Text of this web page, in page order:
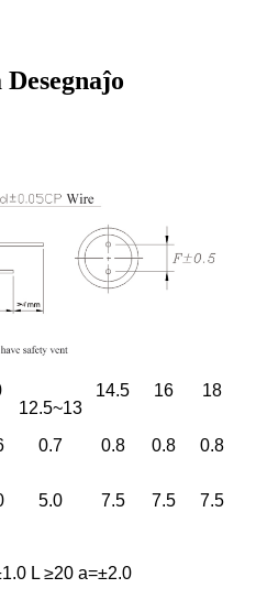
12.5~13
14.5 16 18
0.7 0.8 0.8 0.8
5.0 7.5 7.5 7.5
L ≥20 a=±2.0